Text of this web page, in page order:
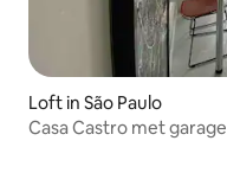
Loft in São Paulo
Casa Castro met garage